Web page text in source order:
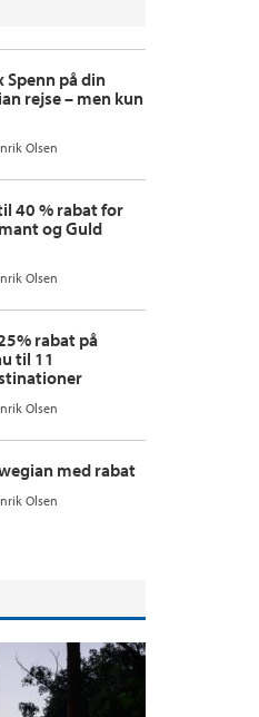
Spenn på din
rejse – men kun
Olsen
40 % rabat for
og Guld
Olsen
rabat på
til 11
Olsen
med rabat
Olsen